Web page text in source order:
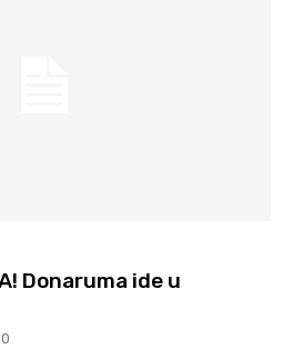
Donaruma ide u